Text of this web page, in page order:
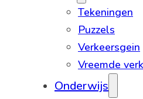
Tekeningen
Puzzels
Verkeersgein
Vreemde
Onderwijs